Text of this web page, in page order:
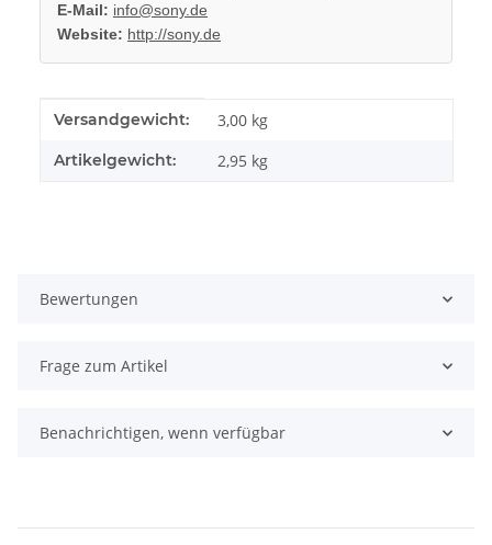
E-Mail: info@sony.de
Website: http://sony.de
Produkteigenschaft
Wert
Versandgewicht: 3,00 kg
Artikelgewicht: 2,95 kg
Bewertungen
Frage zum Artikel
Benachrichtigen, wenn verfügbar